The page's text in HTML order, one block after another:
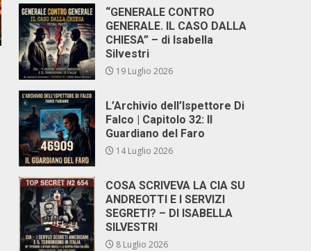
“GENERALE CONTRO
GENERALE. IL CASO DALLA
CHIESA” – di Isabella
Silvestri
19 Luglio 2026
L’Archivio dell’Ispettore Di
Falco | Capitolo 32: Il
Guardiano del Faro
14 Luglio 2026
COSA SCRIVEVA LA CIA SU
ANDREOTTI E I SERVIZI
SEGRETI? – DI ISABELLA
SILVESTRI
8 Luglio 2026